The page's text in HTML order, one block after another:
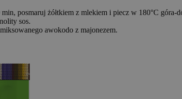
posmaruj żółtkiem z mlekiem i piecz w 180°C góra-
sos.
awokodo z majonezem.